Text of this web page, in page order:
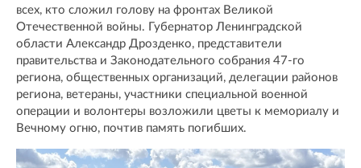
всех, кто сложил голову на фронтах Великой
Отечественной войны. Губернатор Ленинградской
области Александр Дрозденко, представители
правительства и Законодательного собрания 47-го
региона, общественных организаций, делегации районов
региона, ветераны, участники специальной военной
операции и волонтеры возложили цветы к мемориалу и
Вечному огню, почтив память погибших.